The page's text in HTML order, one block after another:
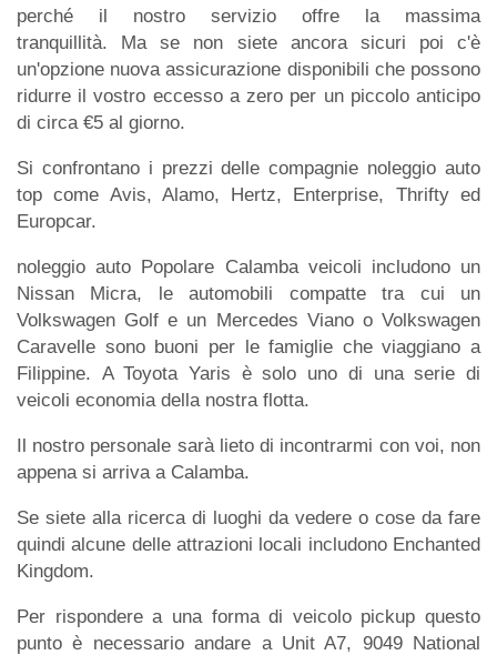
perché il nostro servizio offre la massima
tranquillità. Ma se non siete ancora sicuri poi c'è
un'opzione nuova assicurazione disponibili che possono
ridurre il vostro eccesso a zero per un piccolo anticipo
di circa €5 al giorno.
Si confrontano i prezzi delle compagnie noleggio auto
top come Avis, Alamo, Hertz, Enterprise, Thrifty ed
Europcar.
noleggio auto Popolare Calamba veicoli includono un
Nissan Micra, le automobili compatte tra cui un
Volkswagen Golf e un Mercedes Viano o Volkswagen
Caravelle sono buoni per le famiglie che viaggiano a
Filippine. A Toyota Yaris è solo uno di una serie di
veicoli economia della nostra flotta.
Il nostro personale sarà lieto di incontrarmi con voi, non
appena si arriva a Calamba.
Se siete alla ricerca di luoghi da vedere o cose da fare
quindi alcune delle attrazioni locali includono Enchanted
Kingdom.
Per rispondere a una forma di veicolo pickup questo
punto è necessario andare a Unit A7, 9049 National